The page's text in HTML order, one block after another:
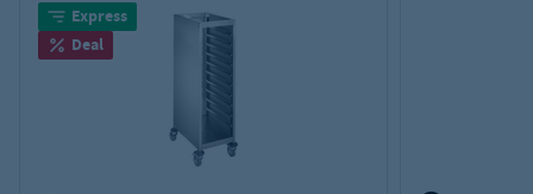
Express
Deal